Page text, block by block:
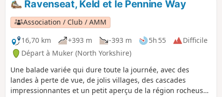
Ravenseat, Keld et le Pennine Way
Association / Club / AMM
16,70 km
+393 m -393 m 5h 55
Difficile
Départ à Muker (North Yorkshire)
Une balade variée qui dure toute la journée, avec des
landes à perte de vue, de jolis villages, des cascades
impressionnantes et un petit aperçu de la région rocheuse